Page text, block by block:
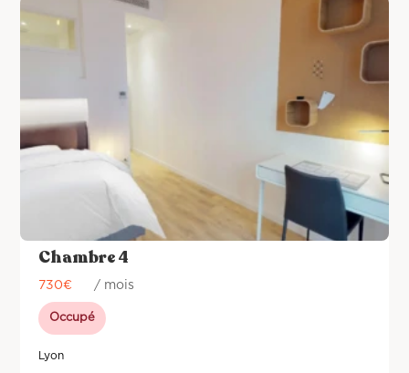
Chambre 4
730€ / mois
Occupé
Lyon